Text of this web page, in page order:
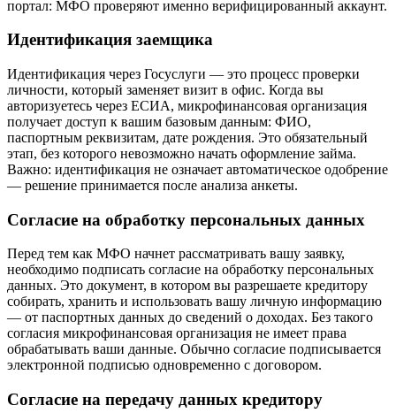
портал: МФО проверяют именно верифицированный аккаунт.
Идентификация заемщика
Идентификация через Госуслуги — это процесс проверки
личности, который заменяет визит в офис. Когда вы
авторизуетесь через ЕСИА, микрофинансовая организация
получает доступ к вашим базовым данным: ФИО,
паспортным реквизитам, дате рождения. Это обязательный
этап, без которого невозможно начать оформление займа.
Важно: идентификация не означает автоматическое одобрение
— решение принимается после анализа анкеты.
Согласие на обработку персональных данных
Перед тем как МФО начнет рассматривать вашу заявку,
необходимо подписать согласие на обработку персональных
данных. Это документ, в котором вы разрешаете кредитору
собирать, хранить и использовать вашу личную информацию
— от паспортных данных до сведений о доходах. Без такого
согласия микрофинансовая организация не имеет права
обрабатывать ваши данные. Обычно согласие подписывается
электронной подписью одновременно с договором.
Согласие на передачу данных кредитору